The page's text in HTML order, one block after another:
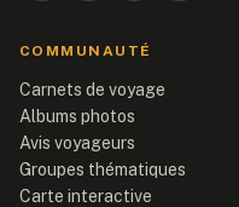
COMMUNAUTÉ
Carnets de voyage
Albums photos
Avis voyageurs
Groupes thématiques
Carte interactive